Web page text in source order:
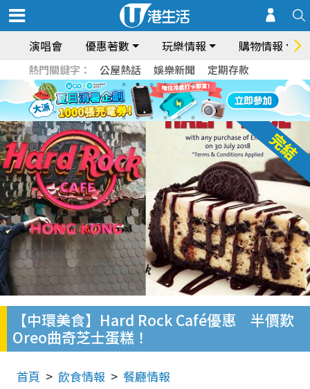
演唱會 優惠著數 玩樂情報 購物情報
熱門關鍵字： 公屋熱話 娛樂新聞 定期存款
【中環美食】Hard Rock Café優惠 半價歎
Oreo曲奇芝士蛋糕！
首頁 飲食情報 餐廳情報